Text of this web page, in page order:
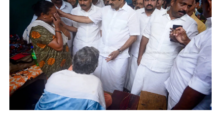
റെജി ചെറിയാൻ എം. എൽ. എ എന്നിവർ സമീപം